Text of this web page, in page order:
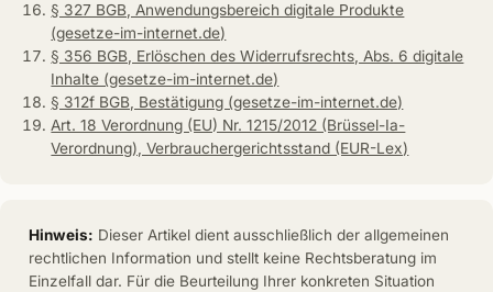
§ 327 BGB, Anwendungsbereich digitale Produkte
(gesetze-im-internet.de)
§ 356 BGB, Erlöschen des Widerrufsrechts, Abs. 6 digitale
Inhalte (gesetze-im-internet.de)
§ 312f BGB, Bestätigung (gesetze-im-internet.de)
Art. 18 Verordnung (EU) Nr. 1215/2012 (Brüssel-Ia-
Verordnung), Verbrauchergerichtsstand (EUR-Lex)
Hinweis: Dieser Artikel dient ausschließlich der allgemeinen
rechtlichen Information und stellt keine Rechtsberatung im
Einzelfall dar. Für die Beurteilung Ihrer konkreten Situation